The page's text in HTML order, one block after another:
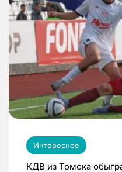
Интересное
КДВ из Томска